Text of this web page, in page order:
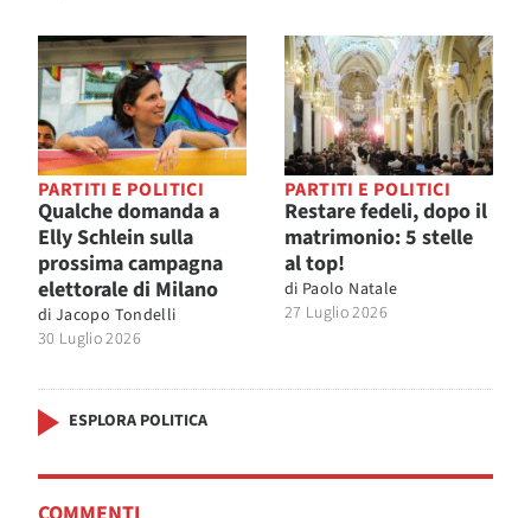
PARTITI E POLITICI
Qualche domanda a
Elly Schlein sulla
prossima campagna
elettorale di Milano
di Jacopo Tondelli
30 Luglio 2026
PARTITI E POLITICI
Restare fedeli, dopo il
matrimonio: 5 stelle
al top!
di Paolo Natale
27 Luglio 2026
ESPLORA POLITICA